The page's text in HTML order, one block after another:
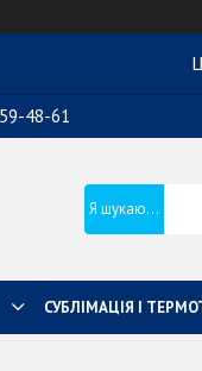
48-61
СУБЛІМАЦІЯ І